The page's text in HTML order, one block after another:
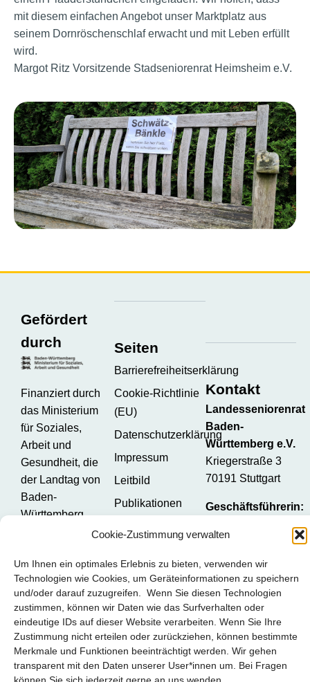
Cookie-Zustimmung verwalten
Um Ihnen ein optimales Erlebnis zu bieten, verwenden wir
Technologien wie Cookies, um Geräteinformationen zu speichern
und/oder darauf zuzugreifen. Wenn Sie diesen Technologien
zustimmen, können wir Daten wie das Surfverhalten oder
eindeutige IDs auf dieser Website verarbeiten. Wenn Sie Ihre
Zustimmung nicht erteilen oder zurückziehen, können bestimmte
Merkmale und Funktionen beeinträchtigt werden. Wir gehen
transparent mit den Daten unserer User*innen um. Bei Fragen
mit diesem einfachen Angebot unser Marktplatz aus
seinem Dornröschenschlaf erwacht und mit Leben erfüllt
wird.
Margot Ritz Vorsitzende Stadseniorenrat Heimsheim e.V.
Gefördert
durch
Finanziert durch
das Ministerium
für Soziales,
Arbeit und
Gesundheit, die
der Landtag von
Baden-
Württemberg
beschlossen hat.
Seiten
Barrierefreiheitserklärung
Cookie-Richtlinie
(EU)
Datenschutzerklärung
Impressum
Leitbild
Publikationen
Kontakt
Landesseniorenrat
Baden-
Württemberg e.V.
Kriegerstraße 3
70191 Stuttgart
Geschäftsführerin:
Verwaltung:
Brigitte Quarda
Stefanie Knopp
Telefon: 0711 –
61 38 24
Mobil:0173 – 69